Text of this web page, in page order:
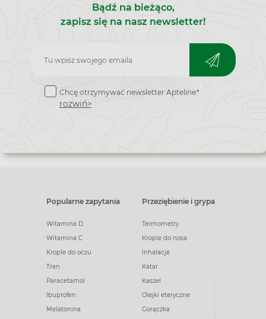
Bądź na bieżąco,
zapisz się na nasz newsletter!
Zapisz
do
newslettera
Chcę otrzymywać newsletter Apteline*
rozwiń>
Popularne zapytania
Witamina D
Witamina C
Krople do oczu
Tran
Paracetamol
Ibuprofen
Melatonina
Przeziębienie i grypa
Termometry
Krople do nosa
Inhalacje
Katar
Kaszel
Olejki eteryczne
Gorączka